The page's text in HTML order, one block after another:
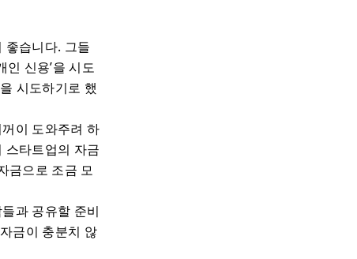
좋습니다. 그들
인 신용’을 시도
시도하기로 했
이 도와주려 하
스타트업의 자금
금으로 조금 모
과 공유할 준비
금이 충분치 않